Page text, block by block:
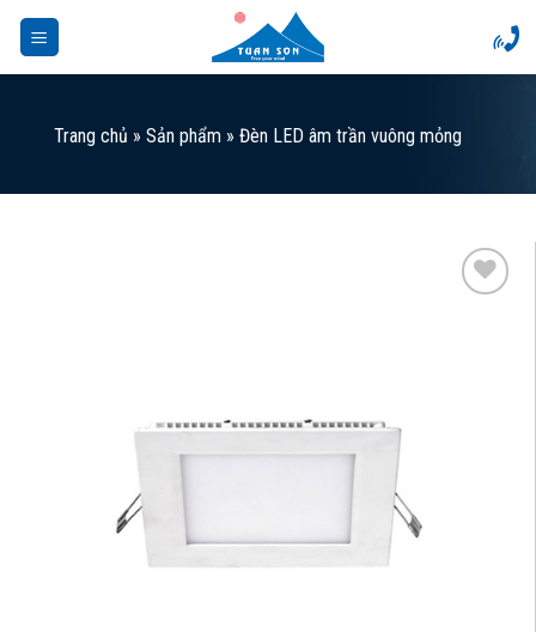
Skip
content
Trang chủ » Sản phẩm » Đèn LED âm trần vuông mỏng